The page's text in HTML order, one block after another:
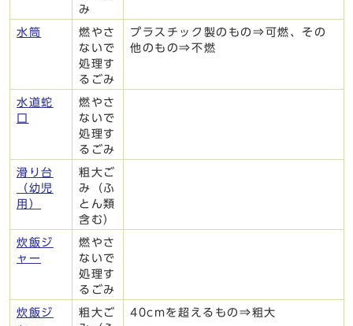
み
水筒
燃やさ
ないで
処理す
るごみ
プラスチック製のもの⇒可燃、その
他のもの⇒不燃
水道蛇
口
燃やさ
ないで
処理す
るごみ
滑り台
（幼児
用）
粗大ご
み（ふ
とん類
含む）
炊飯ジ
ャー
燃やさ
ないで
処理す
るごみ
炊飯ジ
粗大ご
40cmを超えるもの⇒粗大